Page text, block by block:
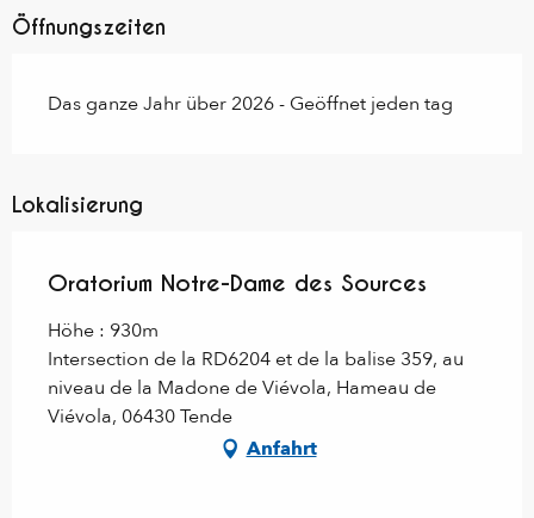
Öffnungszeiten
Das ganze Jahr über 2026 - Geöffnet jeden tag
Lokalisierung
Oratorium Notre-Dame des Sources
Höhe : 930m
Intersection de la RD6204 et de la balise 359, au
niveau de la Madone de Viévola, Hameau de
Viévola, 06430 Tende
Anfahrt